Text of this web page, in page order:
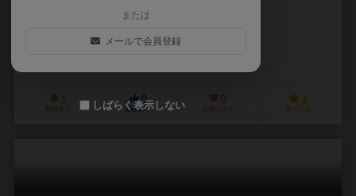
うやむ屋（Uyamuya）
1
興味あり
0
経験あり お気に入り
1
持ってる
または
メールで会員登録
しばらく表示しない